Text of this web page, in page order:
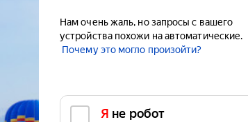
Нам очень жаль, но запросы с вашего
устройства похожи на автоматические.
Почему это могло произойти?
Я не робот